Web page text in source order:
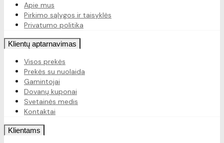
Apie mus
Pirkimo sąlygos ir taisyklės
Privatumo politika
Klientų aptarnavimas
Visos prekės
Prekės su nuolaida
Gamintojai
Dovanų kuponai
Svetainės medis
Kontaktai
Klientams